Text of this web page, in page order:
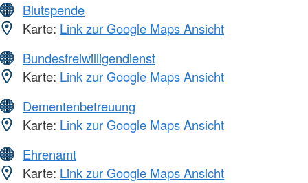
Blutspende
Karte: Link zur Google Maps Ansicht
Bundesfreiwilligendienst
Karte: Link zur Google Maps Ansicht
Dementenbetreuung
Karte: Link zur Google Maps Ansicht
Ehrenamt
Karte: Link zur Google Maps Ansicht